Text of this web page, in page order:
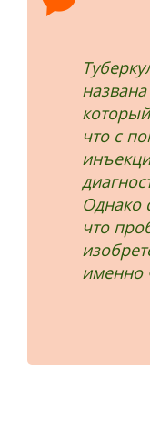
что с
Однако
что
именно